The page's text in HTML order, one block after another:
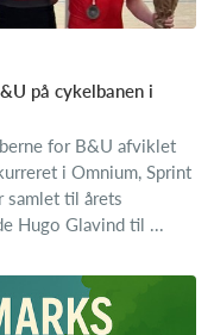
på cykelbanen i
for B&U afviklet
i Omnium, Sprint
samlet til årets
Hugo Glavind til ...